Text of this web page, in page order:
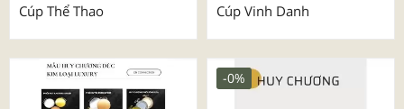
Cúp Thể Thao Cúp Vinh Danh
-0%